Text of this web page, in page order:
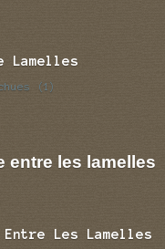
Lamelles
(1)
entre les lamelles
Entre Les Lamelles